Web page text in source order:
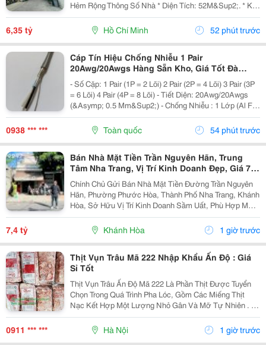
Hẻm Rộng Thông Số Nhà * Diện Tích: 52M&Sup2;. * Kt:
3.4M X 14.5M. * Kết Cấu: 1 Trệt 1 Lầu. * Chủ Hỗ Trợ
Hoàn Thiện Thêm 1 Phòng Ngủ Trước Khi Bàn...
6,35 tỷ Hồ Chí Minh 52 phút trước
Cáp Tín Hiệu Chống Nhiễu 1 Pair
20Awg/20Awgs Hàng Sẵn Kho, Giá Tốt Đà
Nẵng, Huế
- Số Cặp: 1 Pair (1P = 2 Lõi) 2 Pair (2P = 4 Lõi) 3 Pair (3P
= 6 Lõi) 4 Pair (4P = 8 Lõi) - Tiết Diện: 20Awg/20Awgs
(&Asymp; 0.5 Mm&Sup2;) - Chống Nhiễu : 1 Lớp (Al Foil
)/ 2 Lớp Chống Nhiễu (Al Foil + Lớp Lưới Chống Nhiễu) -
Vật Liệu: Đồng...
0938 *** *** Toàn quốc 54 phút trước
Bán Nhà Mặt Tiền Trần Nguyên Hãn, Trung
Tâm Nha Trang, Vị Trí Kinh Doanh Đẹp, Giá 7,4
Tỷ
Chính Chủ Gửi Bán Nhà Mặt Tiền Đường Trần Nguyên
Hãn, Phường Phước Hòa, Thành Phố Nha Trang, Khánh
Hòa, Sở Hữu Vị Trí Kinh Doanh Sầm Uất, Phù Hợp Mở
Cửa Hàng, Văn Phòng, Showroom Hoặc Đầu Tư Cho
Thuê Lâu Dài. Thông Tin Chi Tiết. - Địa Chỉ: Số...
7,4 tỷ Khánh Hòa 1 giờ trước
Thịt Vụn Trâu Mã 222 Nhập Khẩu Ấn Độ : Giá
Sỉ Tốt
Thịt Vụn Trâu Ấn Độ Mã 222 Là Phần Thịt Được Tuyển
Chọn Trong Quá Trình Pha Lóc, Gồm Các Miếng Thịt
Nạc Kết Hợp Một Lượng Nhỏ Gân Và Mỡ Tự Nhiên . Tỷ
Lệ Này Giúp Thịt Giữ Được Độ Mềm, Vị Ngọt Và
Hương Thơm Đặc Trưng Sau Khi Chế Biến. Sản
Phẩm...
0911 *** *** Hà Nội 1 giờ trước